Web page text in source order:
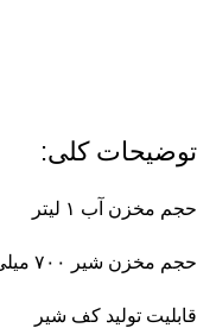
توضیحات کلی:
حجم مخزن آب ۱ لیتر
حجم مخزن شیر ۷۰۰ میلی لیتر
قابلیت تولید کف شیر